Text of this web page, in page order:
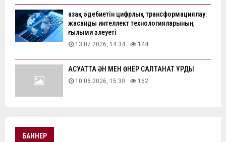
Қазақ әдебиетін цифрлық трансформациялау:
жасанды интеллект технологияларының
ғылыми әлеуеті
13.07.2026, 14:34 144
АҚСУАТТА ӘН МЕН ӨНЕР САЛТАНАТ ҚҰРДЫ
10.06.2026, 15:30 162
БАННЕР